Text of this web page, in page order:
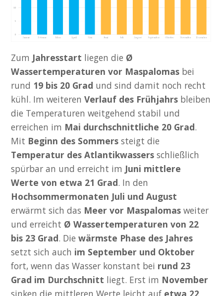
Zum Jahresstart liegen die Ø
Wassertemperaturen vor Maspalomas bei
rund 19 bis 20 Grad und sind damit noch recht
kühl. Im weiterenVerlauf des Frühjahrs bleiben
die Temperaturen weitgehend stabil und
erreichen im Mai durchschnittliche 20 Grad.
Mit Beginn des Sommers steigt die
Temperatur des Atlantikwassers schließlich
spürbar an und erreicht im Juni mittlere
Werte von etwa 21 Grad. In den
Hochsommermonaten Juli und August
erwärmt sich das Meer vor Maspalomas weiter
und erreicht Ø Wassertemperaturen von 22
bis 23 Grad. Diewärmste Phase des Jahres
setzt sich auch im September und Oktober
fort, wenn das Wasser konstant bei rund 23
Grad im Durchschnitt liegt. Erst im November
sinken die mittleren Werte leicht auf etwa 22